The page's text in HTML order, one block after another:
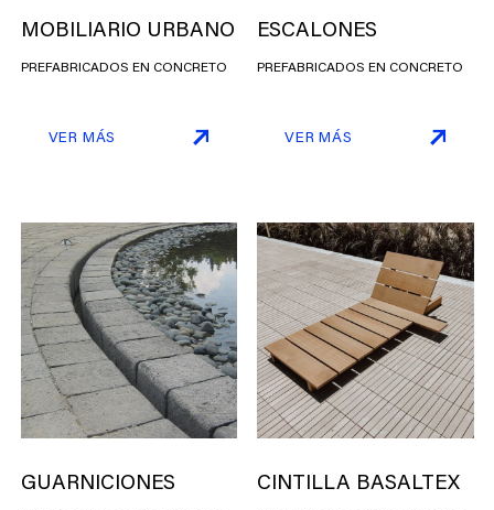
MOBILIARIO URBANO
PREFABRICADOS EN CONCRETO
VER MÁS
ESCALONES
PREFABRICADOS EN CONCRETO
VER MÁS
GUARNICIONES CINTILLA BASALTEX